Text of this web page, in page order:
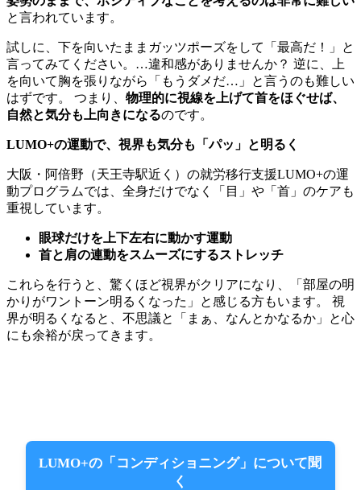
と言われています。
試しに、下を向いたままガッツポーズをして「最高だ！」と
言ってみてください。…違和感がありませんか？ 逆に、上
を向いて胸を張りながら「もうダメだ…」と言うのも難しい
はずです。 つまり、 物理的に視線を上げて首をほぐせば、
自然と気分も上向きになるのです。
LUMO+の運動で、視界も気分も「パッ」と明るく
大阪・阿倍野（天王寺駅近く）の就労移行支援LUMO+の運
動プログラムでは、全身だけでなく「目」や「首」のケアも
重視しています。
眼球だけを上下左右に動かす運動
首と肩の連動をスムーズにするストレッチ
これらを行うと、驚くほど視界がクリアになり、「部屋の明
かりがワントーン明るくなった」と感じる方もいます。 視
界が明るくなると、不思議と「まぁ、なんとかなるか」と心
にも余裕が戻ってきます。
LUMO+の「コンディショニング」について聞
く